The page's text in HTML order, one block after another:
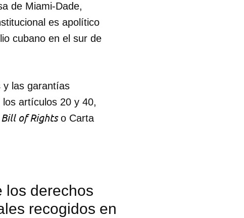
de Miami-Dade,
es apolítico
cubano en el sur de
y las garantías
artículos 20 y 40,
Bill of Rightso Carta
los derechos
recogidos en